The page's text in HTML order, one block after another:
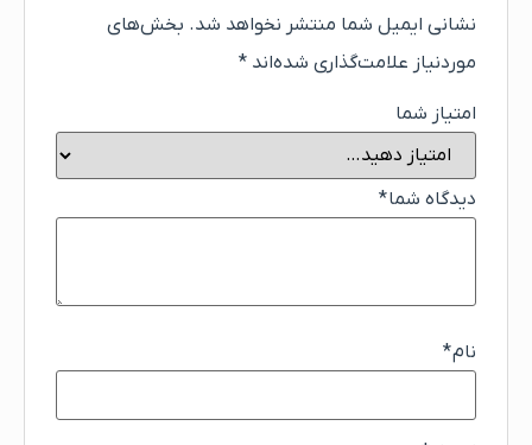
نشانی ایمیل شما منتشر نخواهد شد. بخش‌های
موردنیاز علامت‌گذاری شده‌اند *
امتیاز شما
دیدگاه شما*
نام*